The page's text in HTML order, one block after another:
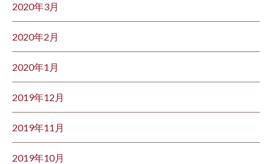
2020年3月
2020年2月
2020年1月
2019年12月
2019年11月
2019年10月